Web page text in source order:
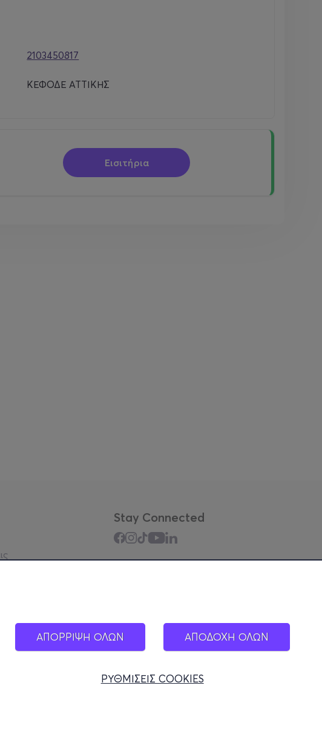
ΑΠΟΡΡΙΨΗ ΟΛΩΝ ΑΠΟΔΟΧΗ ΟΛΩΝ
ΡΥΘΜΙΣΕΙΣ COOKIES
2103450817
ΚΕΦΟΔΕ ΑΤΤΙΚΗΣ
Εισιτήρια
Stay Connected